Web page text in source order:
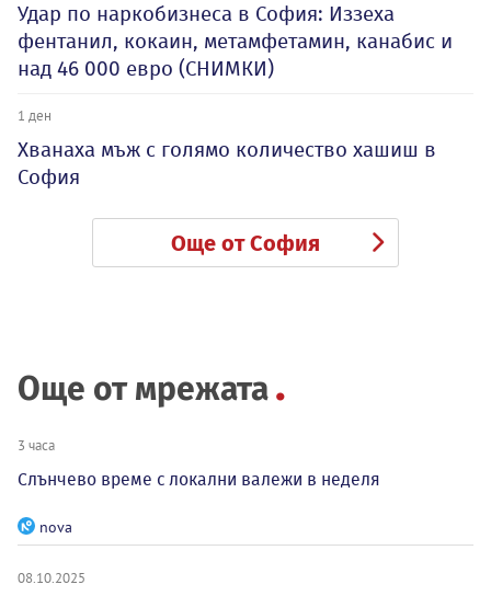
Удар по наркобизнеса в София: Иззеха
фентанил, кокаин, метамфетамин, канабис и
над 46 000 евро (СНИМКИ)
1 ден
Хванаха мъж с голямо количество хашиш в
София
Още от София
Още от мрежата
3 часа
Слънчево време с локални валежи в неделя
nova
08.10.2025